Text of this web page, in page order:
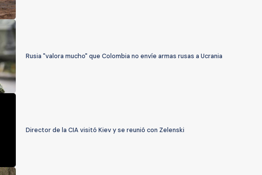
Rusia "valora mucho" que Colombia no envíe armas rusas a Ucrania
Director de la CIA visitó Kiev y se reunió con Zelenski